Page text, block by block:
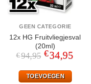
GEEN CATEGORIE
12x HG Fruitvliegjesval
(20ml)
€94,95 Oorspronkelijke
prijs
€94,95.
€34,95
TOEVOEGEN